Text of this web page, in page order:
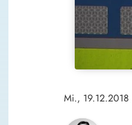
Mi., 19.12.2018